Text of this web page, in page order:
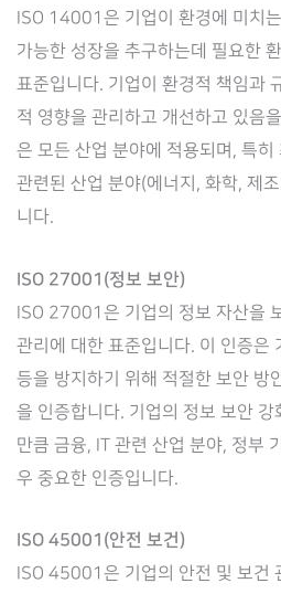
ISO 14001은 기업이 환경에 미치
가능한 성장을 추구하는데 필요한
표준입니다. 기업이 환경적 책임과
적 영향을 관리하고 개선하고 있음
은 모든 산업 분야에 적용되며, 특
관련된 산업 분야(에너지, 화학, 제
니다.
ISO 27001(정보 보안)
ISO 27001은 기업의 정보 자산을
관리에 대한 표준입니다. 이 인증은
등을 방지하기 위해 적절한 보안 방
을 인증합니다. 기업의 정보 보안
만큼 금융, IT 관련 산업 분야, 정부
우 중요한 인증입니다.
ISO 45001(안전 보건)
ISO 45001은 기업의 안전 및 보건